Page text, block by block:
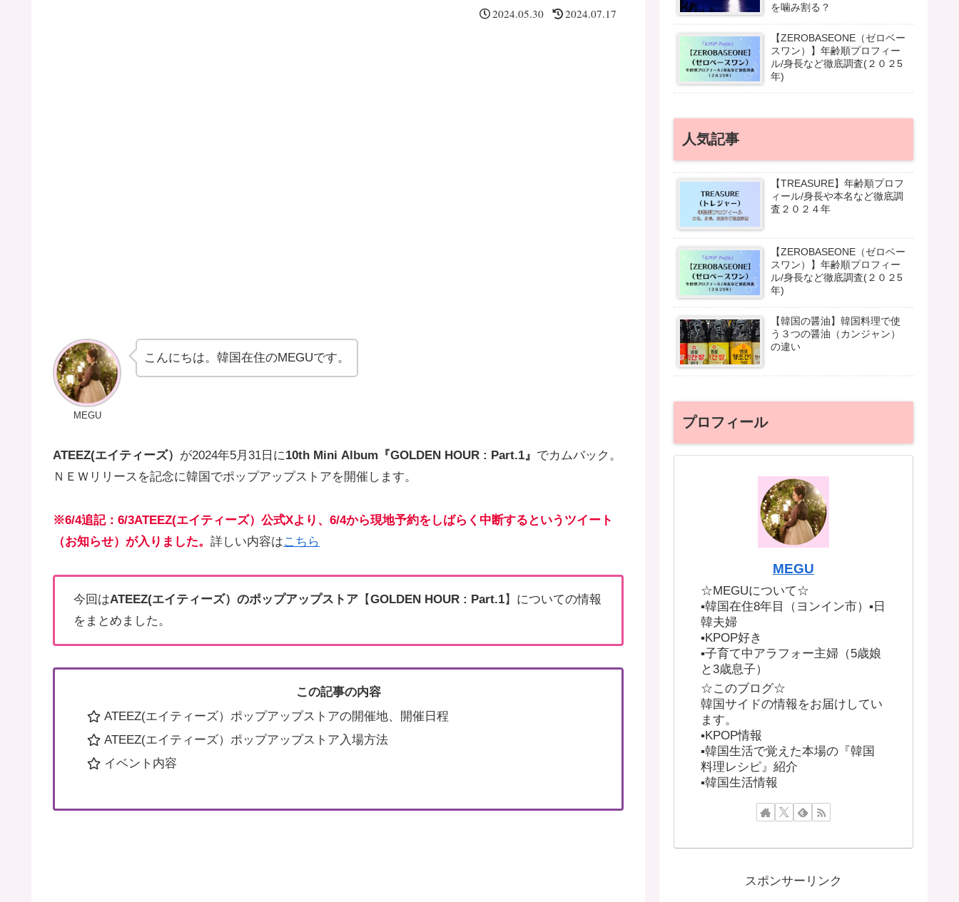
2024.05.30 2024.07.17
MEGU
こんにちは。韓国在住のMEGUです。
ATEEZ(エイティーズ） が2024年5月31日に10th Mini Album『GOLDEN HOUR : Part.1』 でカムバック。
ＮＥＷリリースを記念に韓国でポップアップストアを開催します。
※6/4追記：6/3ATEEZ(エイティーズ）公式Xより、6/4から現地予約をしばらく中断するというツイート
（お知らせ）が入りました。 詳しい内容はこちら
今回はATEEZ(エイティーズ）のポップアップストア【GOLDEN HOUR : Part.1】についての情報
をまとめました。
この記事の内容
ATEEZ(エイティーズ）ポップアップストアの開催地、開催日程
ATEEZ(エイティーズ）ポップアップストア入場方法
イベント内容
を噛み割る？
【ZEROBASEONE（ゼロベー
スワン）】年齢順プロフィー
ル/身長など徹底調査(２０２5
年)
人気記事
【TREASURE】年齢順プロフ
ィール/身長や本名など徹底調
査２０２４年
【ZEROBASEONE（ゼロベー
スワン）】年齢順プロフィー
ル/身長など徹底調査(２０２5
年)
【韓国の醤油】韓国料理で使
う３つの醤油（カンジャン）
の違い
プロフィール
MEGU
☆MEGUについて☆
▪︎韓国在住8年目（ヨンイン市）▪︎日
韓夫婦
▪︎KPOP好き
▪︎子育て中アラフォー主婦（5歳娘
と3歳息子）
☆このブログ☆
韓国サイドの情報をお届けしてい
ます。
▪︎KPOP情報
▪︎韓国生活で覚えた本場の『韓国
料理レシピ』紹介
▪︎韓国生活情報
スポンサーリンク